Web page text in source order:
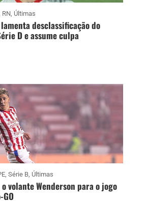
RN, Últimas
desclassificação do
D e assume culpa
, Série B, Últimas
volante Wenderson para o jogo